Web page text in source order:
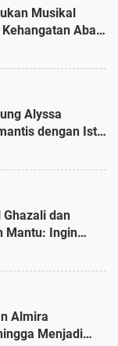
Musikal
Abah
Alyssa
dengan Istri
dan
Mantu: Ingin
Almira
Menjadi